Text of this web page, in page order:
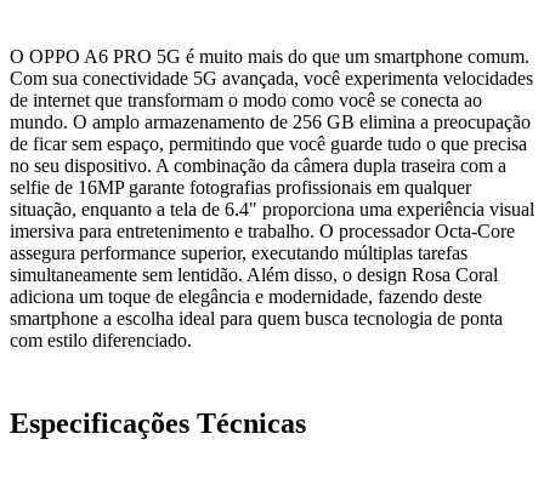
O OPPO A6 PRO 5G é muito mais do que um smartphone comum.
Com sua conectividade 5G avançada, você experimenta velocidades
de internet que transformam o modo como você se conecta ao
mundo. O amplo armazenamento de 256 GB elimina a preocupação
de ficar sem espaço, permitindo que você guarde tudo o que precisa
no seu dispositivo. A combinação da câmera dupla traseira com a
selfie de 16MP garante fotografias profissionais em qualquer
situação, enquanto a tela de 6.4" proporciona uma experiência visual
imersiva para entretenimento e trabalho. O processador Octa-Core
assegura performance superior, executando múltiplas tarefas
simultaneamente sem lentidão. Além disso, o design Rosa Coral
adiciona um toque de elegância e modernidade, fazendo deste
smartphone a escolha ideal para quem busca tecnologia de ponta
com estilo diferenciado.
Especificações Técnicas